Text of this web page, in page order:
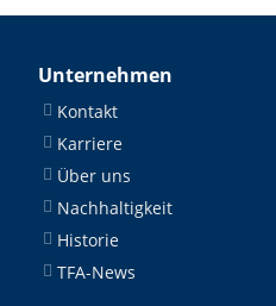
Unternehmen
Kontakt
Karriere
Über uns
Nachhaltigkeit
Historie
TFA-News